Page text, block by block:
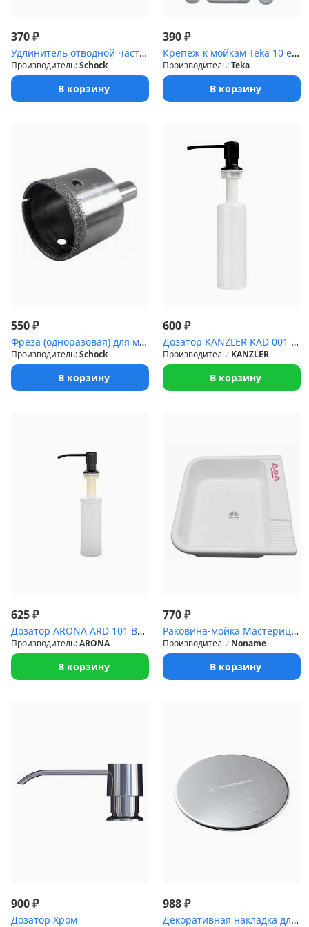
370₽
Удлинитель отводной части сифона пластик/белый
Производитель:Schock
В корзину
390₽
Крепеж к мойкам Teka 10 ед. (61102045)
Производитель:Teka
В корзину
550₽
Фреза (одноразовая) для моделей моек в материале Cristadur пласти...
Производитель:Schock
В корзину
600₽
Дозатор KANZLER KAD 001 BLACK
Производитель: KANZLER
В корзину
625₽
Дозатор ARONA ARD 101 BLACK PVD
Производитель:ARONA
В корзину
770₽
Раковина-мойка Мастерица SP-502 (41*50)
Производитель: Noname
В корзину
900₽
Дозатор Хром
988₽
Декоративная накладка для выпуска Omoikiri DEC-IN нерж.сталь/нерж...